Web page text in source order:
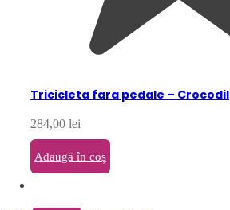
Tricicleta fara pedale – Crocodil
284,00lei
Adaugă în coș